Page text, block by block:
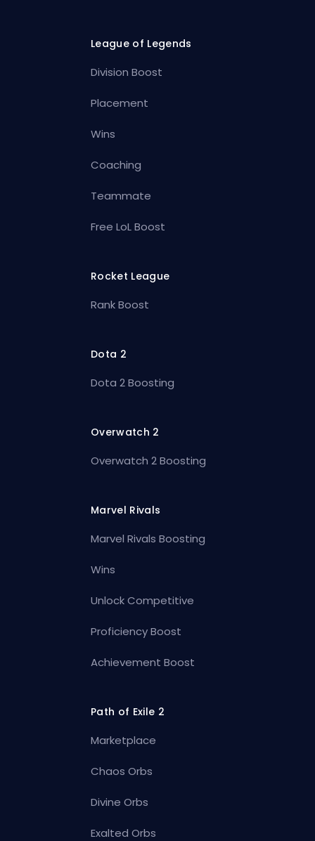
League of Legends
Division Boost
Placement
Wins
Coaching
Teammate
Free LoL Boost
Rocket League
Rank Boost
Dota 2
Dota 2 Boosting
Overwatch 2
Overwatch 2 Boosting
Marvel Rivals
Marvel Rivals Boosting
Wins
Unlock Competitive
Proficiency Boost
Achievement Boost
Path of Exile 2
Marketplace
Chaos Orbs
Divine Orbs
Exalted Orbs